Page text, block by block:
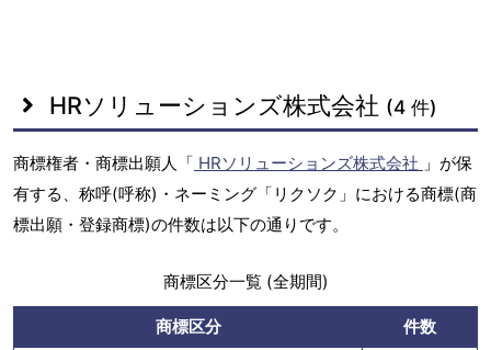
HRソリューションズ株式会社 (4 件)
商標権者・商標出願人「 HRソリューションズ株式会社 」が保
有する、称呼(呼称)・ネーミング「リクソク」における商標(商
標出願・登録商標)の件数は以下の通りです。
商標区分一覧 (全期間)
商標区分
件数